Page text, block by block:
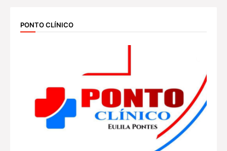
PONTO CLÍNICO